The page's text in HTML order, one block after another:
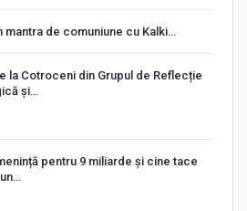
mantra de comuniune cu Kalki…
la Cotroceni din Grupul de Reflecție
și…
pentru 9 miliarde și cine tace